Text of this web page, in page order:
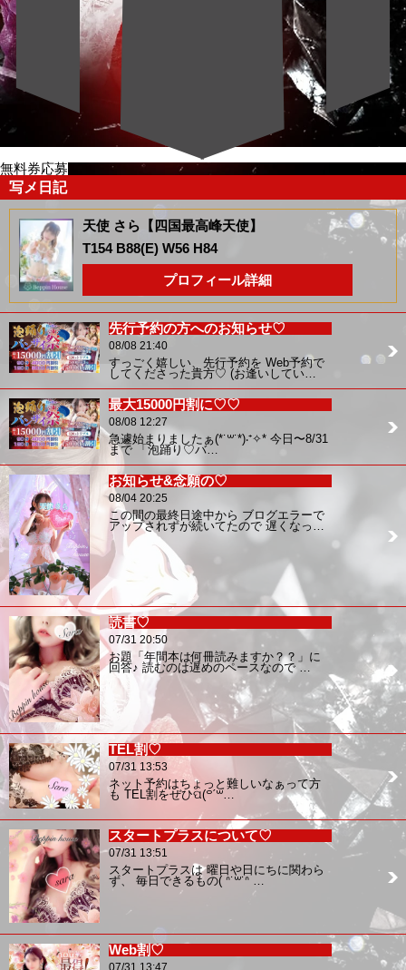
無料券応募
写メ日記
天使 さら【四国最高峰天使】
T154 B88(E) W56 H84
プロフィール詳細
先行予約の方へのお知らせ♡
08/08 21:40
すっごく嬉しい、先行予約を Web予約で
してくださった貴方♡ (お逢いしてい…
最大15000円割に♡♡
08/08 12:27
急遽始まりましたぁ(*˙꒳˙*)‧⁺✧︎* 今日〜8/31
まで 「泡踊り♡バ…
お知らせ&念願の♡
08/04 20:25
この間の最終日途中から ブログエラーで
アップされずが続いてたので 遅くなっ…
読書♡
07/31 20:50
お題「年間本は何冊読みますか？？」に
回答♪ 読むのは遅めのペースなので …
TEL割♡
07/31 13:53
ネット予約はちょっと難しいなぁって方
も TEL割をぜひପ(꒪ˊ꒳…
スタートプラスについて♡
07/31 13:51
スタートプラスは 曜日や日にちに関わら
ず、 毎日できるもの( ᐢ˙꒳​˙ᐢ …
Web割♡
07/31 13:47